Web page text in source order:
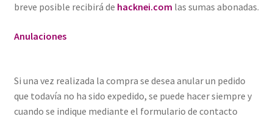
breve posible recibirá de hacknei.com las sumas abonadas.
Anulaciones
Si una vez realizada la compra se desea anular un pedido
que todavía no ha sido expedido, se puede hacer siempre y
cuando se indique mediante el formulario de contacto